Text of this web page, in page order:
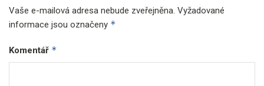
Vaše e-mailová adresa nebude zveřejněna. Vyžadované
informace jsou označeny *
Komentář *